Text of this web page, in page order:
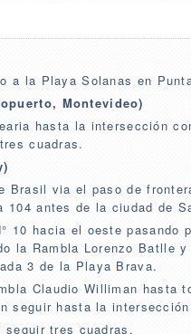
a la Playa Solanas en
Montevideo)
hasta la intersección
cuadras.
Brasil via el paso de
104 antes de la ciudad de
10 hacia el oeste pasando
la Rambla Lorenzo Batlle
3 de la Playa Brava.
Claudio Williman hasta
seguir hasta la
seguir tres cuadras.